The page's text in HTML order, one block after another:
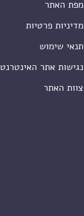
מפת האתר
מדיניות פרטיות
תנאי שימוש
נגישות אתר האינטרנט
צוות האתר